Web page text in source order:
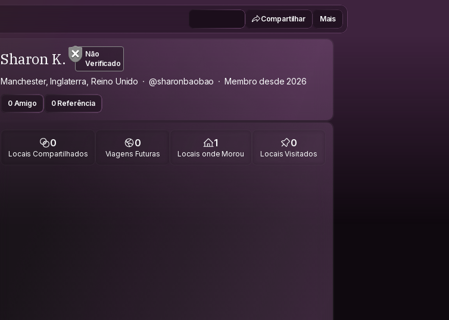
Compartilhar Mais
Sharon K.
Não
Verificado
Manchester, Inglaterra, Reino Unido @sharonbaobao Membro desde 2026
0 Amigo 0 Referência
0
Locais Compartilhados
0
Viagens Futuras
1
Locais onde Morou
0
Locais Visitados